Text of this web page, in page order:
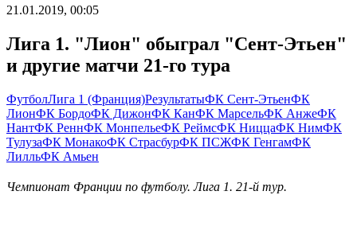
21.01.2019, 00:05
Лига 1. "Лион" обыграл "Сент-Этьен"
и другие матчи 21-го тура
ФутболЛига 1 (Франция)РезультатыФК Сент-ЭтьенФК
ЛионФК БордоФК ДижонФК КанФК МарсельФК АнжеФК
НантФК РеннФК МонпельеФК РеймсФК НиццаФК НимФК
ТулузаФК МонакоФК СтрасбурФК ПСЖФК ГенгамФК
ЛилльФК Амьен
Чемпионат Франции по футболу. Лига 1. 21-й тур.